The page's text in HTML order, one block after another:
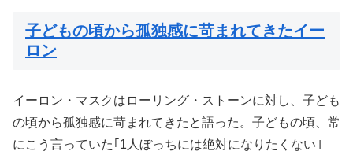
子どもの頃から孤独感に苛まれてきたイー
ロン
イーロン・マスクはローリング・ストーンに対し、子ども
の頃から孤独感に苛まれてきたと語った。子どもの頃、常
にこう言っていた｢1人ぼっちには絶対になりたくない｣